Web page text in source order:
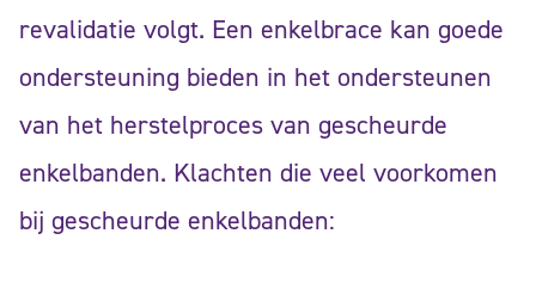
revalidatie volgt. Een enkelbrace kan goede
ondersteuning bieden in het ondersteunen
van het herstelproces van gescheurde
enkelbanden. Klachten die veel voorkomen
bij gescheurde enkelbanden: